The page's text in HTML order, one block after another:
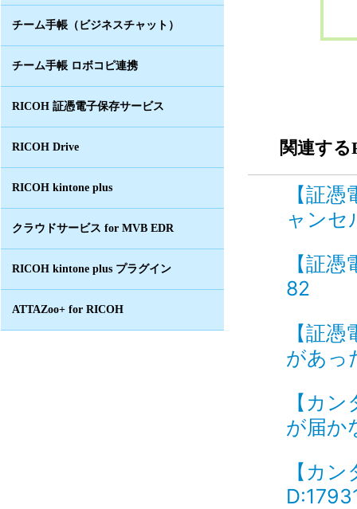
チーム手帳（ビジネスチャット）
チーム手帳 ロボコピ連携
RICOH 証憑電子保存サービス
RICOH Drive
RICOH kintone plus
クラウドサービス for MVB EDR
RICOH kintone plus プラグイン
ATTAZoo+ for RICOH
関連する
【証
ャン
【証
82
【証
があっ
【カ
が届
【カ